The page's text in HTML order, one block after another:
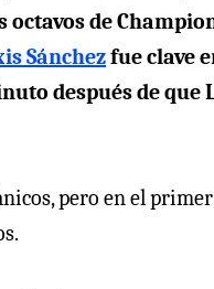
de
Sánchezfue clave
después de
pero en el